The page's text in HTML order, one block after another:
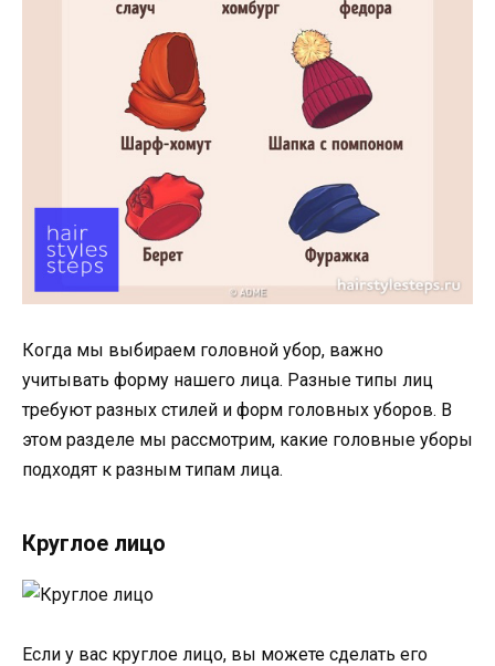
Когда мы выбираем головной убор, важно
учитывать форму нашего лица. Разные типы лиц
требуют разных стилей и форм головных уборов. В
этом разделе мы рассмотрим, какие головные уборы
подходят к разным типам лица.
Круглое лицо
Если у вас круглое лицо, вы можете сделать его